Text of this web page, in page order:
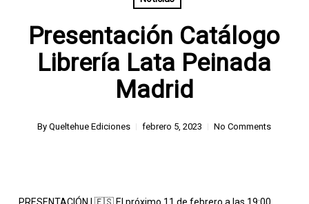
Presentación Catálogo
Librería Lata Peinada
Madrid
By Queltehue Ediciones febrero 5, 2023 No Comments